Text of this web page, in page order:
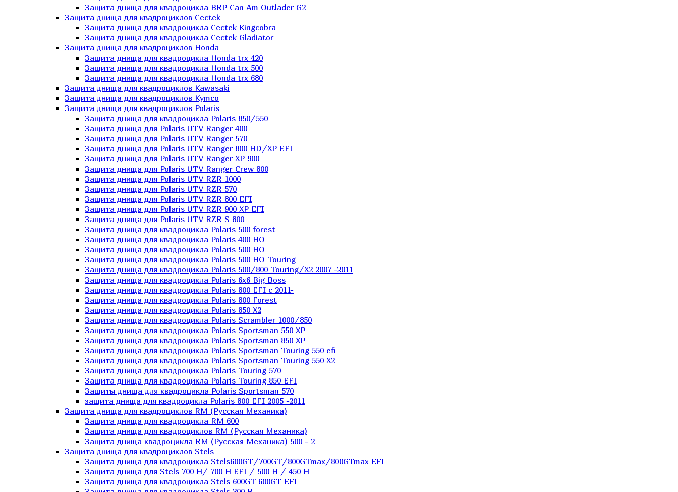
Защита днища для квадроцикла BRP Can Аm Outlader G2
Защита днища для квадроциклов Cectek
Защита днища для квадроцикла Cectek Kingcobra
Защита днища для квадроцикла Cectek Gladiator
Защита днища для квадроциклов Honda
Защита днища для квадроцикла Honda trx 420
Защита днища для квадроцикла Honda trx 500
Защита днища для квадроцикла Honda trx 680
Защита днища для квадроциклов Kawasaki
Защита днища для квадроциклов Kymco
Защита днища для квадроциклов Polaris
Защита днища для квадроцикла Polaris 850/550
Защита днища для Polaris UTV Ranger 400
Защита днища для Polaris UTV Ranger 570
Защита днища для Polaris UTV Ranger 800 HD/XP EFI
Защита днища для Polaris UTV Ranger XP 900
Защита днища для Polaris UTV Ranger Сrew 800
Защита днища для Polaris UTV RZR 1000
Защита днища для Polaris UTV RZR 570
Защита днища для Polaris UTV RZR 800 EFI
Защита днища для Polaris UTV RZR 900 XP EFI
Защита днища для Polaris UTV RZR S 800
Защита днища для квадроцикла Polaris 500 forest
Защита днища для квадроцикла Polaris 400 HO
Защита днища для квадроцикла Polaris 500 HO
Защита днища для квадроцикла Polaris 500 HO Touring
Защита днища для квадроцикла Polaris 500/800 Touring/X2 2007 -2011
Защита днища для квадроцикла Polaris 6х6 Big Boss
Защита днища для квадроцикла Polaris 800 EFI с 2011-
Защита днища для квадроцикла Polaris 800 Forest
Защита днища для квадроцикла Polaris 850 X2
Защита днища для квадроцикла Polaris Scrambler 1000/850
Защита днища для квадроцикла Polaris Sportsman 550 XP
Защита днища для квадроцикла Polaris Sportsman 850 XP
Защита днища для квадроцикла Polaris Sportsman Touring 550 efi
Защита днища для квадроцикла Polaris Sportsman Touring 550 X2
Защита днища для квадроцикла Polaris Touring 570
Защита днища для квадроцикла Polaris Touring 850 EFI
Защиты днища для квадроцикла Polaris Sportsman 570
защита днища для квадроцикла Polaris 800 EFI 2005 -2011
Защита днища для квадроциклов RM (Русская Механика)
Защита днища для квадроцикла RM 600
Защита днища для квадроциклов RM (Русская Механика)
Защита днища квадроцикла RM (Русская Механика) 500 - 2
Защита днища для квадроциклов Stels
Защита днища для квадроцикла Stels600GT/700GT/800GTmax/800GTmax EFI
Защита днища для Stels 700 H/ 700 H EFI / 500 H / 450 H
Защита днища для квадроцикла Stels 600GT 600GT EFI